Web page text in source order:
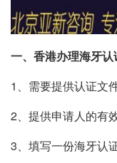
一、香港办理海牙认
1、需要提供认证文
2、提供申请人的有
3、填写一份海牙认